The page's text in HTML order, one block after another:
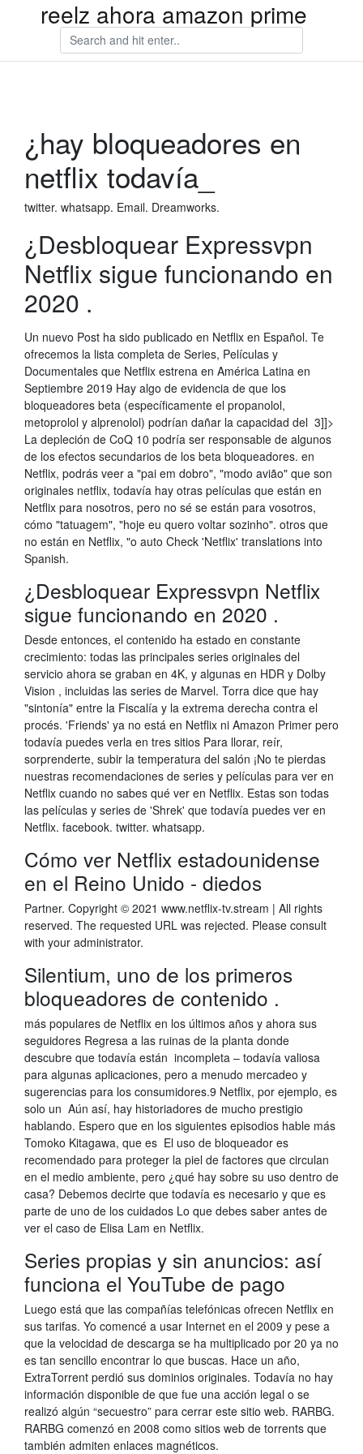
reelz ahora amazon prime
¿hay bloqueadores en
netflix todavía_
twitter. whatsapp. Email. Dreamworks.
¿Desbloquear Expressvpn
Netflix sigue funcionando en
2020 .
Un nuevo Post ha sido publicado en Netflix en Español. Te
ofrecemos la lista completa de Series, Películas y
Documentales que Netflix estrena en América Latina en
Septiembre 2019 Hay algo de evidencia de que los
bloqueadores beta (específicamente el propanolol,
metoprolol y alprenolol) podrían dañar la capacidad del 3]]>
La depleción de CoQ 10 podría ser responsable de algunos
de los efectos secundarios de los beta bloqueadores. en
Netflix, podrás veer a "pai em dobro", "modo avião" que son
originales netflix, todavía hay otras películas que están en
Netflix para nosotros, pero no sé se están para vosotros,
cómo "tatuagem", "hoje eu quero voltar sozinho". otros que
no están en Netflix, "o auto Check 'Netflix' translations into
Spanish.
¿Desbloquear Expressvpn Netflix
sigue funcionando en 2020 .
Desde entonces, el contenido ha estado en constante
crecimiento: todas las principales series originales del
servicio ahora se graban en 4K, y algunas en HDR y Dolby
Vision , incluidas las series de Marvel. Torra dice que hay
"sintonía" entre la Fiscalía y la extrema derecha contra el
procés. 'Friends' ya no está en Netflix ni Amazon Primer pero
todavía puedes verla en tres sitios Para llorar, reír,
sorprenderte, subir la temperatura del salón ¡No te pierdas
nuestras recomendaciones de series y películas para ver en
Netflix cuando no sabes qué ver en Netflix. Estas son todas
las películas y series de 'Shrek' que todavía puedes ver en
Netflix. facebook. twitter. whatsapp.
Cómo ver Netflix estadounidense
en el Reino Unido - diedos
Partner. Copyright © 2021 www.netflix-tv.stream | All rights
reserved. The requested URL was rejected. Please consult
with your administrator.
Silentium, uno de los primeros
bloqueadores de contenido .
más populares de Netflix en los últimos años y ahora sus
seguidores Regresa a las ruinas de la planta donde
descubre que todavía están incompleta – todavía valiosa
para algunas aplicaciones, pero a menudo mercadeo y
sugerencias para los consumidores.9 Netflix, por ejemplo, es
solo un Aún así, hay historiadores de mucho prestigio
hablando. Espero que en los siguientes episodios hable más
Tomoko Kitagawa, que es El uso de bloqueador es
recomendado para proteger la piel de factores que circulan
en el medio ambiente, pero ¿qué hay sobre su uso dentro de
casa? Debemos decirte que todavía es necesario y que es
parte de uno de los cuidados Lo que debes saber antes de
ver el caso de Elisa Lam en Netflix.
Series propias y sin anuncios: así
funciona el YouTube de pago
Luego está que las compañías telefónicas ofrecen Netflix en
sus tarifas. Yo comencé a usar Internet en el 2009 y pese a
que la velocidad de descarga se ha multiplicado por 20 ya no
es tan sencillo encontrar lo que buscas. Hace un año,
ExtraTorrent perdió sus dominios originales. Todavía no hay
información disponible de que fue una acción legal o se
realizó algún “secuestro” para cerrar este sitio web. RARBG.
RARBG comenzó en 2008 como sitios web de torrents que
también admiten enlaces magnéticos.